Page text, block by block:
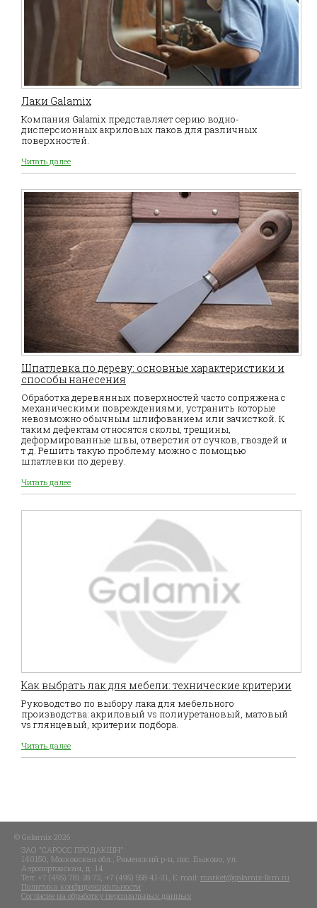
Лаки Galamix
Компания Galamix представляет серию водно-
дисперсионных акриловых лаков для различных
поверхностей.
Читать далее
Шпатлевка по дереву: основные характеристики и
способы нанесения
Обработка деревянных поверхностей часто сопряжена с
механическими повреждениями, устранить которые
невозможно обычным шлифованием или зачисткой. К
таким дефектам относятся сколы, трещины,
деформированные швы, отверстия от сучков, гвоздей и
т.д. Решить такую проблему можно с помощью
шпатлевки по дереву.
Читать далее
Как выбрать лак для мебели: технические критерии
Руководство по выбору лака для мебельного
производства: акриловый vs полиуретановый, матовый
vs глянцевый, критерии подбора.
Читать далее
© Galamix 2026
ЗАО "САРОСС ПРОДАКШН"
140150, Московская обл., Раменский р-н, пос. Быково, ул.
Аэропортовская, д. 14
Тел: +7 (495) 781-28-72 , +7 (495) 558-41-31, E-mail: market@galamix-lkm.ru
Политика конфиденциальности
Согласие на обработку персональных данных